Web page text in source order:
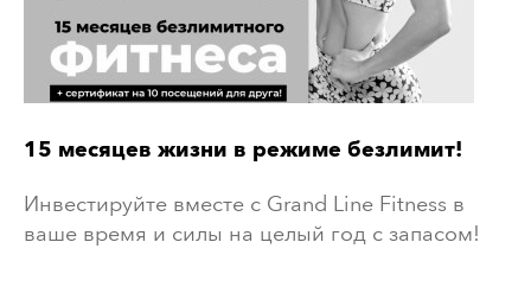
15 месяцев жизни в режиме безлимит!
Инвестируйте вместе с Grand Line Fitness в
ваше время и силы на целый год с запасом!